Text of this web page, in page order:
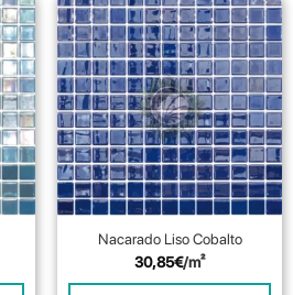
Nacarado Liso Cobalto
30,85€/m²